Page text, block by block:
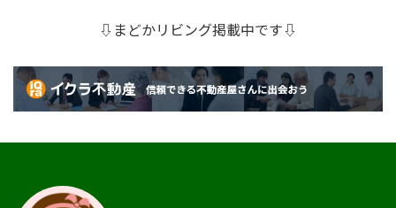
⇩まどかリビング掲載中です⇩